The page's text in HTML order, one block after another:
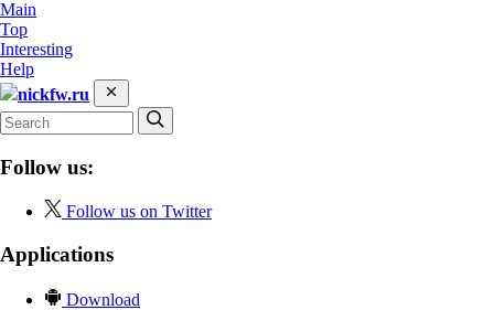
Main
Top
Interesting
Help
nickfw.ru
Follow us:
Follow us on Twitter
Applications
Download